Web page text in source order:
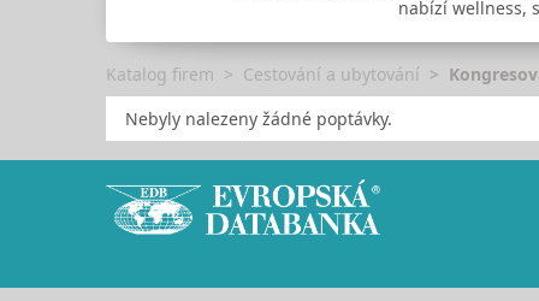
nabízí wellness,
Katalog firem Cestování a ubytování
Nebyly nalezeny žádné poptávky.